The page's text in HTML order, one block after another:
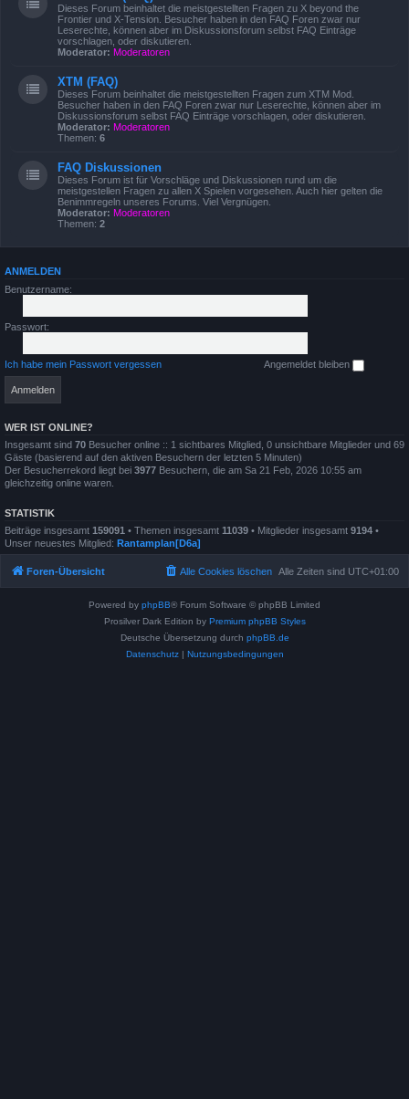
Dieses Forum beinhaltet die meistgestellten Fragen zu X beyond the
Frontier und X-Tension. Besucher haben in den FAQ Foren zwar nur
Leserechte, können aber im Diskussionsforum selbst FAQ Einträge
vorschlagen, oder diskutieren.
Moderator: Moderatoren
XTM (FAQ)
Dieses Forum beinhaltet die meistgestellten Fragen zum XTM Mod.
Besucher haben in den FAQ Foren zwar nur Leserechte, können aber im
Diskussionsforum selbst FAQ Einträge vorschlagen, oder diskutieren.
Moderator: Moderatoren
Themen: 6
FAQ Diskussionen
Dieses Forum ist für Vorschläge und Diskussionen rund um die
meistgestellen Fragen zu allen X Spielen vorgesehen. Auch hier gelten die
Benimmregeln unseres Forums. Viel Vergnügen.
Moderator: Moderatoren
Themen: 2
ANMELDEN
Benutzername:
Passwort:
Ich habe mein Passwort vergessen Angemeldet bleiben
WER IST ONLINE?
Insgesamt sind 70 Besucher online :: 1 sichtbares Mitglied, 0 unsichtbare Mitglieder und 69
Gäste (basierend auf den aktiven Besuchern der letzten 5 Minuten)
Der Besucherrekord liegt bei 3977 Besuchern, die am Sa 21 Feb, 2026 10:55 am
gleichzeitig online waren.
STATISTIK
Beiträge insgesamt 159091 • Themen insgesamt 11039 • Mitglieder insgesamt 9194 •
Unser neuestes Mitglied: Rantamplan[D6a]
Foren-Übersicht Alle Zeiten sind UTC+01:00
Alle Cookies löschen
Powered by phpBB® Forum Software © phpBB Limited
Prosilver Dark Edition by Premium phpBB Styles
Deutsche Übersetzung durch phpBB.de
Datenschutz| Nutzungsbedingungen